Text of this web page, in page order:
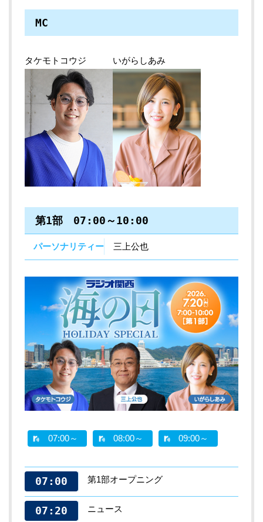
MC
タケモトコウジ いがらしあみ
第1部 07:00～10:00
パーソナリティー 三上公也
07:00～ 08:00～ 09:00～
07:00 第1部オープニング
07:20 ニュース